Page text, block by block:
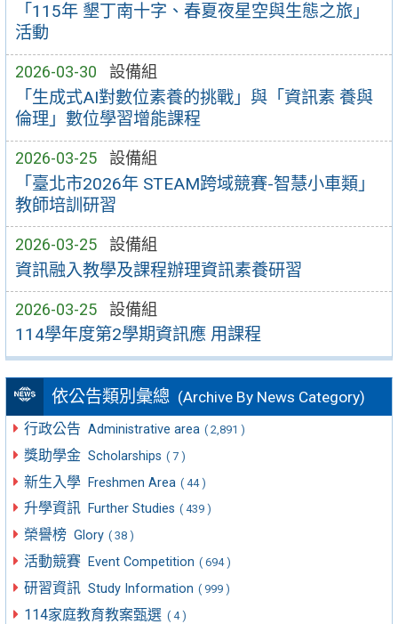
「115年 墾丁南十字、春夏夜星空與生態之旅」
活動
2026-03-30 設備組
「生成式AI對數位素養的挑戰」與「資訊素 養與
倫理」數位學習增能課程
2026-03-25 設備組
「臺北市2026年 STEAM跨域競賽-智慧小車類」
教師培訓研習
2026-03-25 設備組
資訊融入教學及課程辦理資訊素養研習
2026-03-25 設備組
114學年度第2學期資訊應 用課程
依公告類別彙總 (Archive By News Category)
行政公告 Administrative area ( 2,891 )
獎助學金 Scholarships ( 7 )
新生入學 Freshmen Area ( 44 )
升學資訊 Further Studies ( 439 )
榮譽榜 Glory ( 38 )
活動競賽 Event Competition ( 694 )
研習資訊 Study Information ( 999 )
114家庭教育教案甄選 ( 4 )